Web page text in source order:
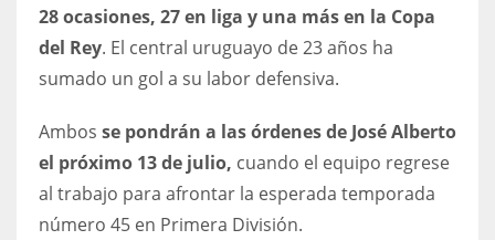
WSH
26
28 ocasiones, 27 en liga y una más en la Copa
del Rey. El central uruguayo de 23 años ha
sumado un gol a su labor defensiva.
Ambos se pondrán a las órdenes de José Alberto
el próximo 13 de julio, cuando el equipo regrese
al trabajo para afrontar la esperada temporada
número 45 en Primera División.